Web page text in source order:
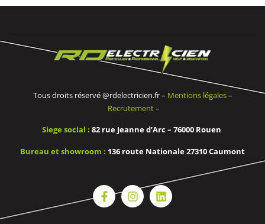
Tous droits réservé @rdelectricien.fr – Mentions légales–
Recrutement–
Siege social : 82 rue Jeanne d’Arc – 76000 Rouen
Bureau et showroom : 136 route Nationale 27310 Caumont